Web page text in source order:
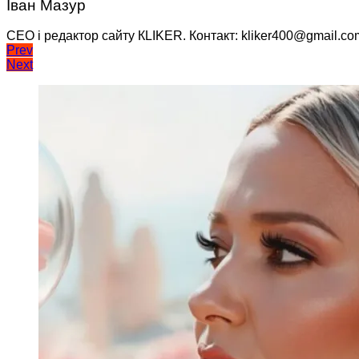
Іван Мазур
CEO і редактор сайту КLIKER. Контакт:
Навігація
записів
Prev
Next